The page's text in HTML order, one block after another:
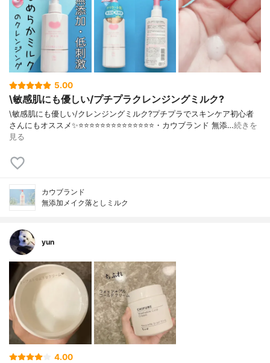
5.00
\敏感肌にも優しい/プチプラクレンジングミルク?
\敏感肌にも優しい/クレンジングミルク?プチプラでスキンケア初心者
さんにもオススメ✨⭐️⭐️⭐️⭐️⭐️⭐️⭐️⭐️⭐️⭐️⭐️⭐️⭐️⭐️・カウブランド 無添…続きを
見る
カウブランド
無添加メイク落としミルク
yun
4.00